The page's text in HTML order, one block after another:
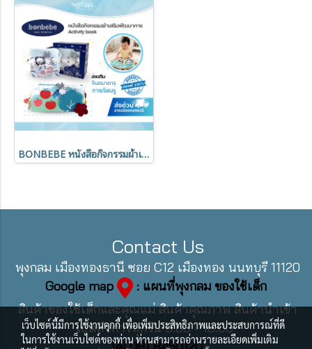
BONBEBE หนังสือกิจกรรมผ้าเสริมพัฒนาการ Activity book
Contact Us
พุงกลม เมืองทองธานี ซอย C12 เมืองทอง นนทบุรี 11120
Google map
: แผนที่พุงกลม ของใช้เด็ก
สินค้าของใช้เด็กและคุณแม่ สินค้าคุณภาพ สินค้านำเข้า
เปิดทำการทุกวัน 9:00 - 18:00
เว็บไซต์นี้มีการใช้งานคุกกี้ เพื่อเพิ่มประสิทธิภาพและประสบการณ์ที่ดี
ในการใช้งานเว็บไซต์ของท่าน ท่านสามารถอ่านรายละเอียดเพิ่มเติม